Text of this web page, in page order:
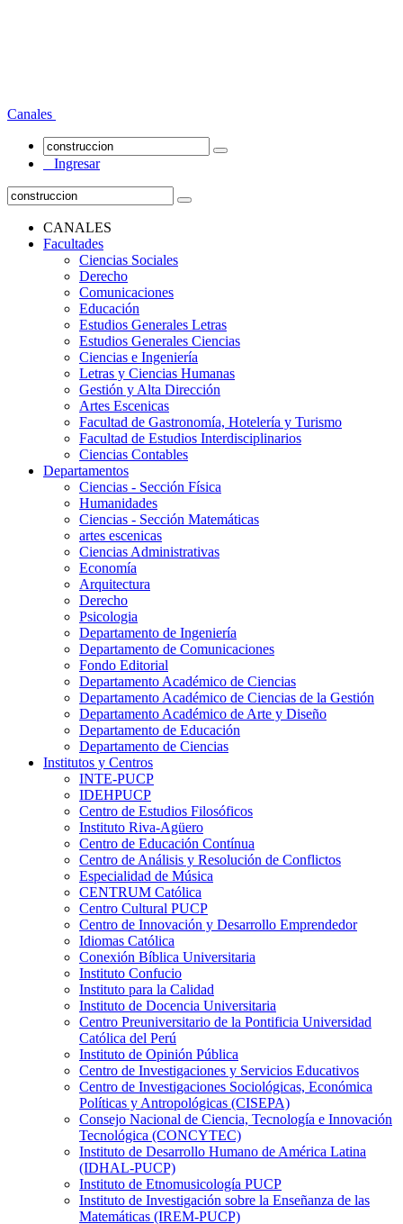
Canales
Ingresar
CANALES
Facultades
Ciencias Sociales
Derecho
Comunicaciones
Educación
Estudios Generales Letras
Estudios Generales Ciencias
Ciencias e Ingeniería
Letras y Ciencias Humanas
Gestión y Alta Dirección
Artes Escenicas
Facultad de Gastronomía, Hotelería y Turismo
Facultad de Estudios Interdisciplinarios
Ciencias Contables
Departamentos
Ciencias - Sección Física
Humanidades
Ciencias - Sección Matemáticas
artes escenicas
Ciencias Administrativas
Economía
Arquitectura
Derecho
Psicologia
Departamento de Ingeniería
Departamento de Comunicaciones
Fondo Editorial
Departamento Académico de Ciencias
Departamento Académico de Ciencias de la Gestión
Departamento Académico de Arte y Diseño
Departamento de Educación
Departamento de Ciencias
Institutos y Centros
INTE-PUCP
IDEHPUCP
Centro de Estudios Filosóficos
Instituto Riva-Agüero
Centro de Educación Contínua
Centro de Análisis y Resolución de Conflictos
Especialidad de Música
CENTRUM Católica
Centro Cultural PUCP
Centro de Innovación y Desarrollo Emprendedor
Idiomas Católica
Conexión Bíblica Universitaria
Instituto Confucio
Instituto para la Calidad
Instituto de Docencia Universitaria
Centro Preuniversitario de la Pontificia Universidad
Católica del Perú
Instituto de Opinión Pública
Centro de Investigaciones y Servicios Educativos
Centro de Investigaciones Sociológicas, Económica
Políticas y Antropológicas (CISEPA)
Consejo Nacional de Ciencia, Tecnología e Innovación
Tecnológica (CONCYTEC)
Instituto de Desarrollo Humano de América Latina
(IDHAL-PUCP)
Instituto de Etnomusicología PUCP
Instituto de Investigación sobre la Enseñanza de las
Matemáticas (IREM-PUCP)